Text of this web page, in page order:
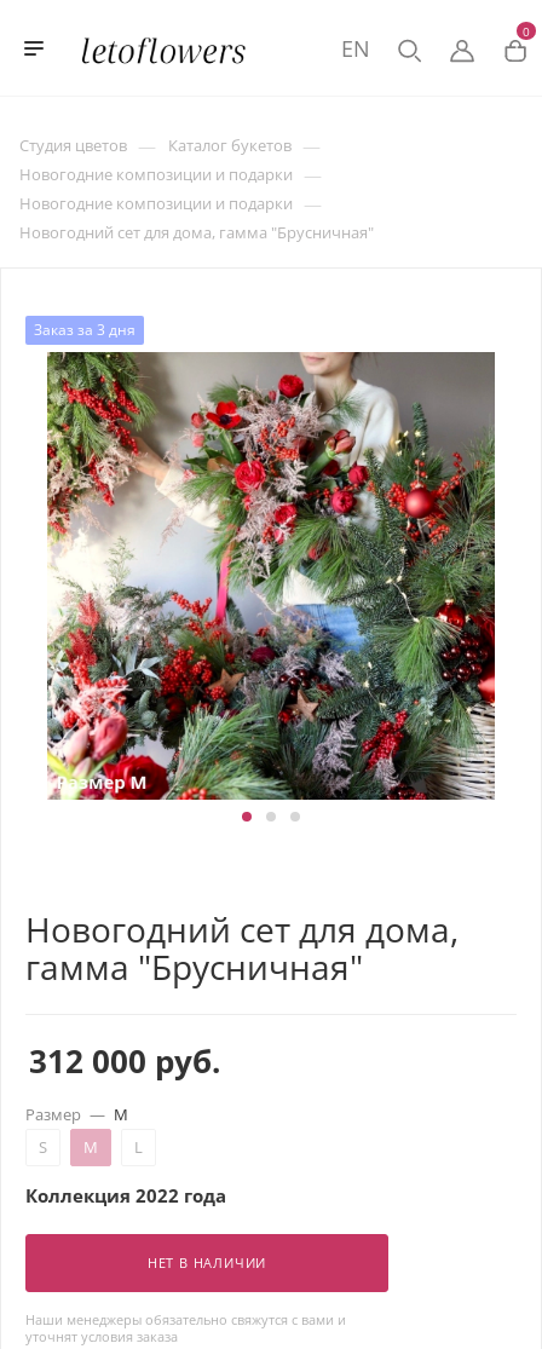
0
EN
Студия цветов — Каталог букетов —
Новогодние композиции и подарки —
Новогодние композиции и подарки —
Новогодний сет для дома, гамма "Брусничная"
Заказ за 3 дня
Новогодний сет для дома,
гамма "Брусничная"
312 000 руб.
Размер — M
S
M L
Коллекция 2022 года
НЕТ В НАЛИЧИИ
Наши менеджеры обязательно свяжутся с вами и
уточнят условия заказа